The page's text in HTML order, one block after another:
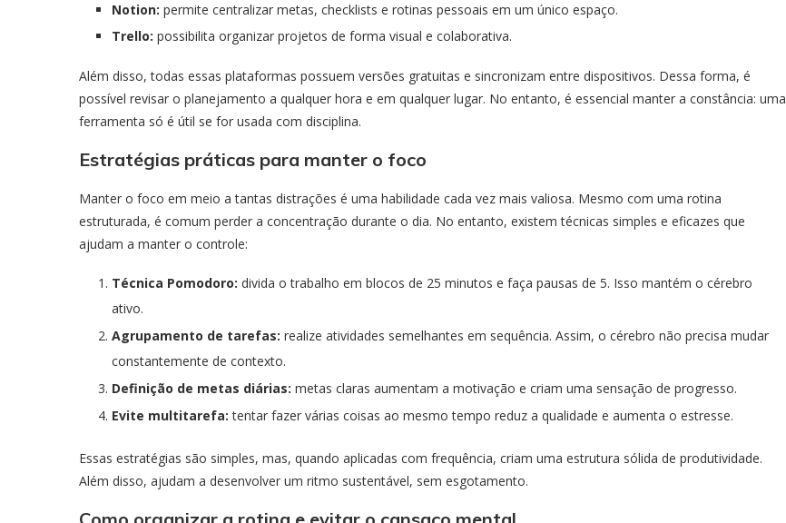
Notion: permite centralizar metas, checklists e rotinas pessoais em um único espaço.
Trello: possibilita organizar projetos de forma visual e colaborativa.
Além disso, todas essas plataformas possuem versões gratuitas e sincronizam entre dispositivos. Dessa forma, é
possível revisar o planejamento a qualquer hora e em qualquer lugar. No entanto, é essencial manter a constância: uma
ferramenta só é útil se for usada com disciplina.
Estratégias práticas para manter o foco
Manter o foco em meio a tantas distrações é uma habilidade cada vez mais valiosa. Mesmo com uma rotina
estruturada, é comum perder a concentração durante o dia. No entanto, existem técnicas simples e eficazes que
ajudam a manter o controle:
Técnica Pomodoro: divida o trabalho em blocos de 25 minutos e faça pausas de 5. Isso mantém o cérebro
ativo.
Agrupamento de tarefas: realize atividades semelhantes em sequência. Assim, o cérebro não precisa mudar
constantemente de contexto.
Definição de metas diárias: metas claras aumentam a motivação e criam uma sensação de progresso.
Evite multitarefa: tentar fazer várias coisas ao mesmo tempo reduz a qualidade e aumenta o estresse.
Essas estratégias são simples, mas, quando aplicadas com frequência, criam uma estrutura sólida de produtividade.
Além disso, ajudam a desenvolver um ritmo sustentável, sem esgotamento.